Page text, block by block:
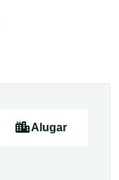
Alugar